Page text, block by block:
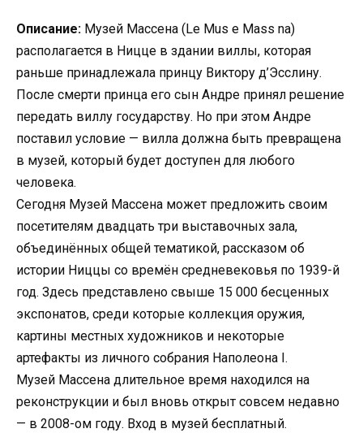
Описание: Музей Массена (Le Mus e Mass na)
располагается в Ницце в здании виллы, которая
раньше принадлежала принцу Виктору д’Эсслину.
После смерти принца его сын Андре принял решение
передать виллу государству. Но при этом Андре
поставил условие — вилла должна быть превращена
в музей, который будет доступен для любого
человека.
Сегодня Музей Массена может предложить своим
посетителям двадцать три выставочных зала,
объединённых общей тематикой, рассказом об
истории Ниццы со времён средневековья по 1939-й
год. Здесь представлено свыше 15 000 бесценных
экспонатов, среди которые коллекция оружия,
картины местных художников и некоторые
артефакты из личного собрания Наполеона I.
Музей Массена длительное время находился на
реконструкции и был вновь открыт совсем недавно
— в 2008-ом году. Вход в музей бесплатный.